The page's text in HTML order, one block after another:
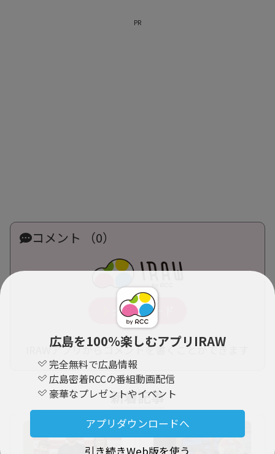
広島を100％楽しむアプリIRAW
完全無料で広島情報
広島密着RCCの番組動画配信
豪華なプレゼントやイベント
アプリダウンロードへ
引き続きWeb版を使う
PR
コメント （0）
IRAWアプリからコメントを書くことができます
新着記事